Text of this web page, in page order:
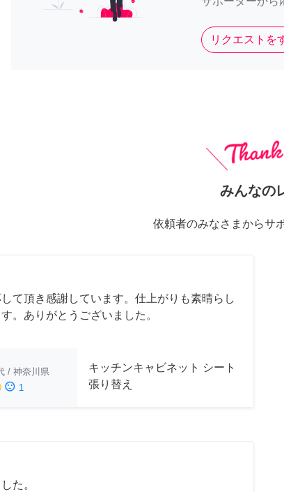
リクエストを
みんなの
依頼者のみなさまからサ
て頂き感謝しています。仕上がりも素晴らし
。ありがとうございました。
/ 神奈川県
sentiment_dissatisfied 1
キッチンキャビネット シート
張り替え
た。